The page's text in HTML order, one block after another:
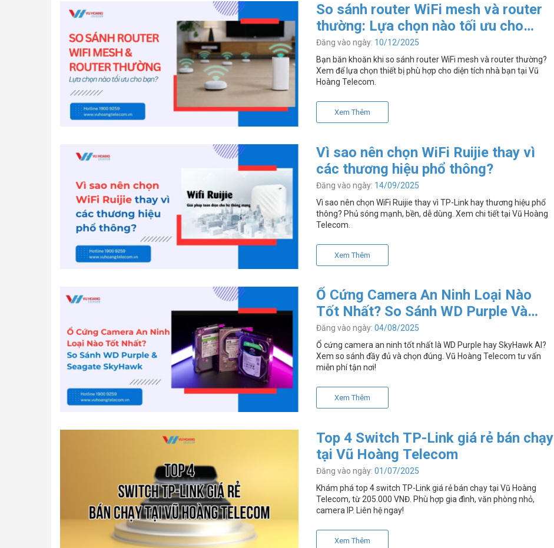
So sánh router WiFi mesh và router
thường: Lựa chọn nào tối ưu cho
bạn?
Đăng vào ngày: 10/12/2025
Bạn băn khoăn khi so sánh router WiFi mesh và router thường?
Xem để lựa chọn thiết bị phù hợp cho diện tích nhà bạn tại Vũ
Hoàng Telecom.
Xem Thêm
Vì sao nên chọn WiFi Ruijie thay vì
các thương hiệu phổ thông?
Đăng vào ngày: 14/09/2025
Vì sao nên chọn WiFi Ruijie thay vì TP-Link hay thương hiệu phổ
thông? Phủ sóng mạnh, bền, dễ dùng. Xem chi tiết tại Vũ Hoàng
Telecom.
Xem Thêm
Ổ Cứng Camera An Ninh Loại Nào
Tốt Nhất? So Sánh WD Purple Và
Seagate SkyHawk
Đăng vào ngày: 04/08/2025
Ổ cứng camera an ninh tốt nhất là WD Purple hay SkyHawk AI?
Xem so sánh đầy đủ và chọn đúng. Vũ Hoàng Telecom tư vấn
miễn phí tận nơi!
Xem Thêm
Top 4 Switch TP-Link giá rẻ bán chạy
tại Vũ Hoàng Telecom
Đăng vào ngày: 01/07/2025
Khám phá top 4 switch TP-Link giá rẻ bán chạy tại Vũ Hoàng
Telecom, từ 205.000 VNĐ. Phù hợp gia đình, văn phòng nhỏ,
camera IP. Liên hệ ngay!
Xem Thêm